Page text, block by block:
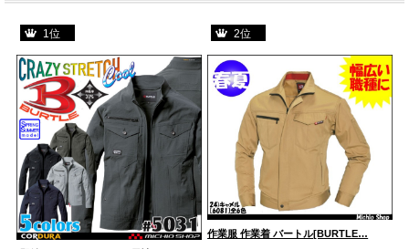
1位 2位
作業服 作業着 バートル[BURTLE…